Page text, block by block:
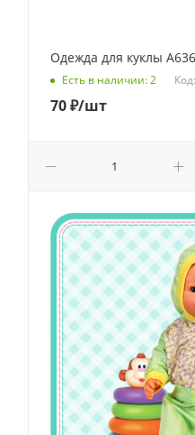
Одежда для куклы
Есть в наличии: 2
70₽/шт